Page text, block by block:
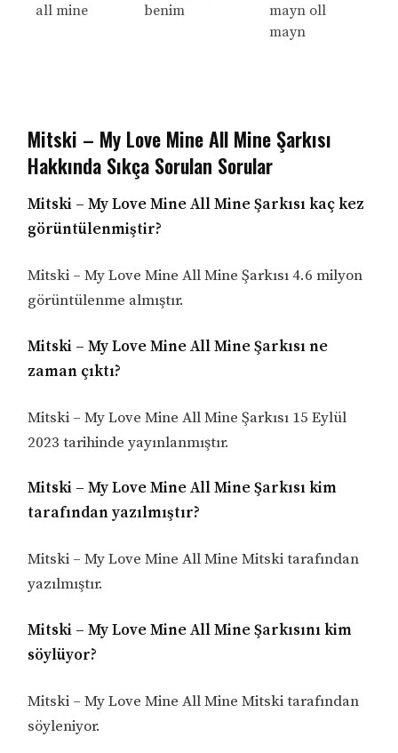
all mine
benim
mayn oll
mayn
Mitski – My Love Mine All Mine Şarkısı
Hakkında Sıkça Sorulan Sorular
Mitski – My Love Mine All Mine Şarkısı kaç kez
görüntülenmiştir?
Mitski – My Love Mine All Mine Şarkısı 4.6 milyon
görüntülenme almıştır.
Mitski – My Love Mine All Mine Şarkısı ne
zaman çıktı?
Mitski – My Love Mine All Mine Şarkısı 15 Eylül
2023 tarihinde yayınlanmıştır.
Mitski – My Love Mine All Mine Şarkısı kim
tarafından yazılmıştır?
Mitski – My Love Mine All Mine Mitski tarafından
yazılmıştır.
Mitski – My Love Mine All Mine Şarkısını kim
söylüyor?
Mitski – My Love Mine All Mine Mitski tarafından
söyleniyor.